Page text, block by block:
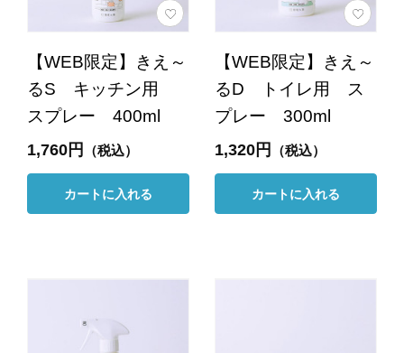
【WEB限定】きえ～
るS キッチン用
スプレー 400ml
1,760円 （税込）
カートに入れる
【WEB限定】きえ～
るD トイレ用 ス
プレー 300ml
1,320円 （税込）
カートに入れる